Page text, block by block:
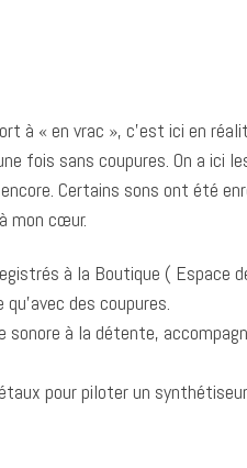
« en vrac », c’est ici en
fois sans coupures. On a ici
Certains sons ont été
mon cœur.
à la Boutique ( Espace
des coupures.
sonore à la détente,
pour piloter un